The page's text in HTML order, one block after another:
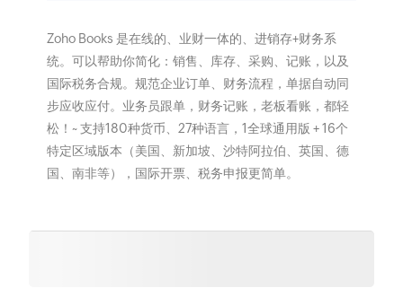
Zoho Books 是在线的、业财一体的、进销存+财务系
统。可以帮助你简化：销售、库存、采购、记账，以及
国际税务合规。规范企业订单、财务流程，单据自动同
步应收应付。业务员跟单，财务记账，老板看账，都轻
松！~ 支持180种货币、27种语言，1全球通用版 + 16个
特定区域版本（美国、新加坡、沙特阿拉伯、英国、德
国、南非等），国际开票、税务申报更简单。